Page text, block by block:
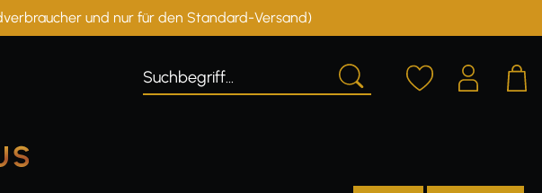
und nur für den Standard-Versand)